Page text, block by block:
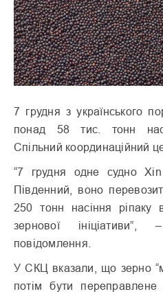
7 грудня з українського
понад 58 тис. тонн
Спільний координаційний
“7 грудня одне судно
Південний, воно
250 тонн насіння ріпаку
зернової
повідомлення.
У СКЦ вказали, що зерно
потім бути